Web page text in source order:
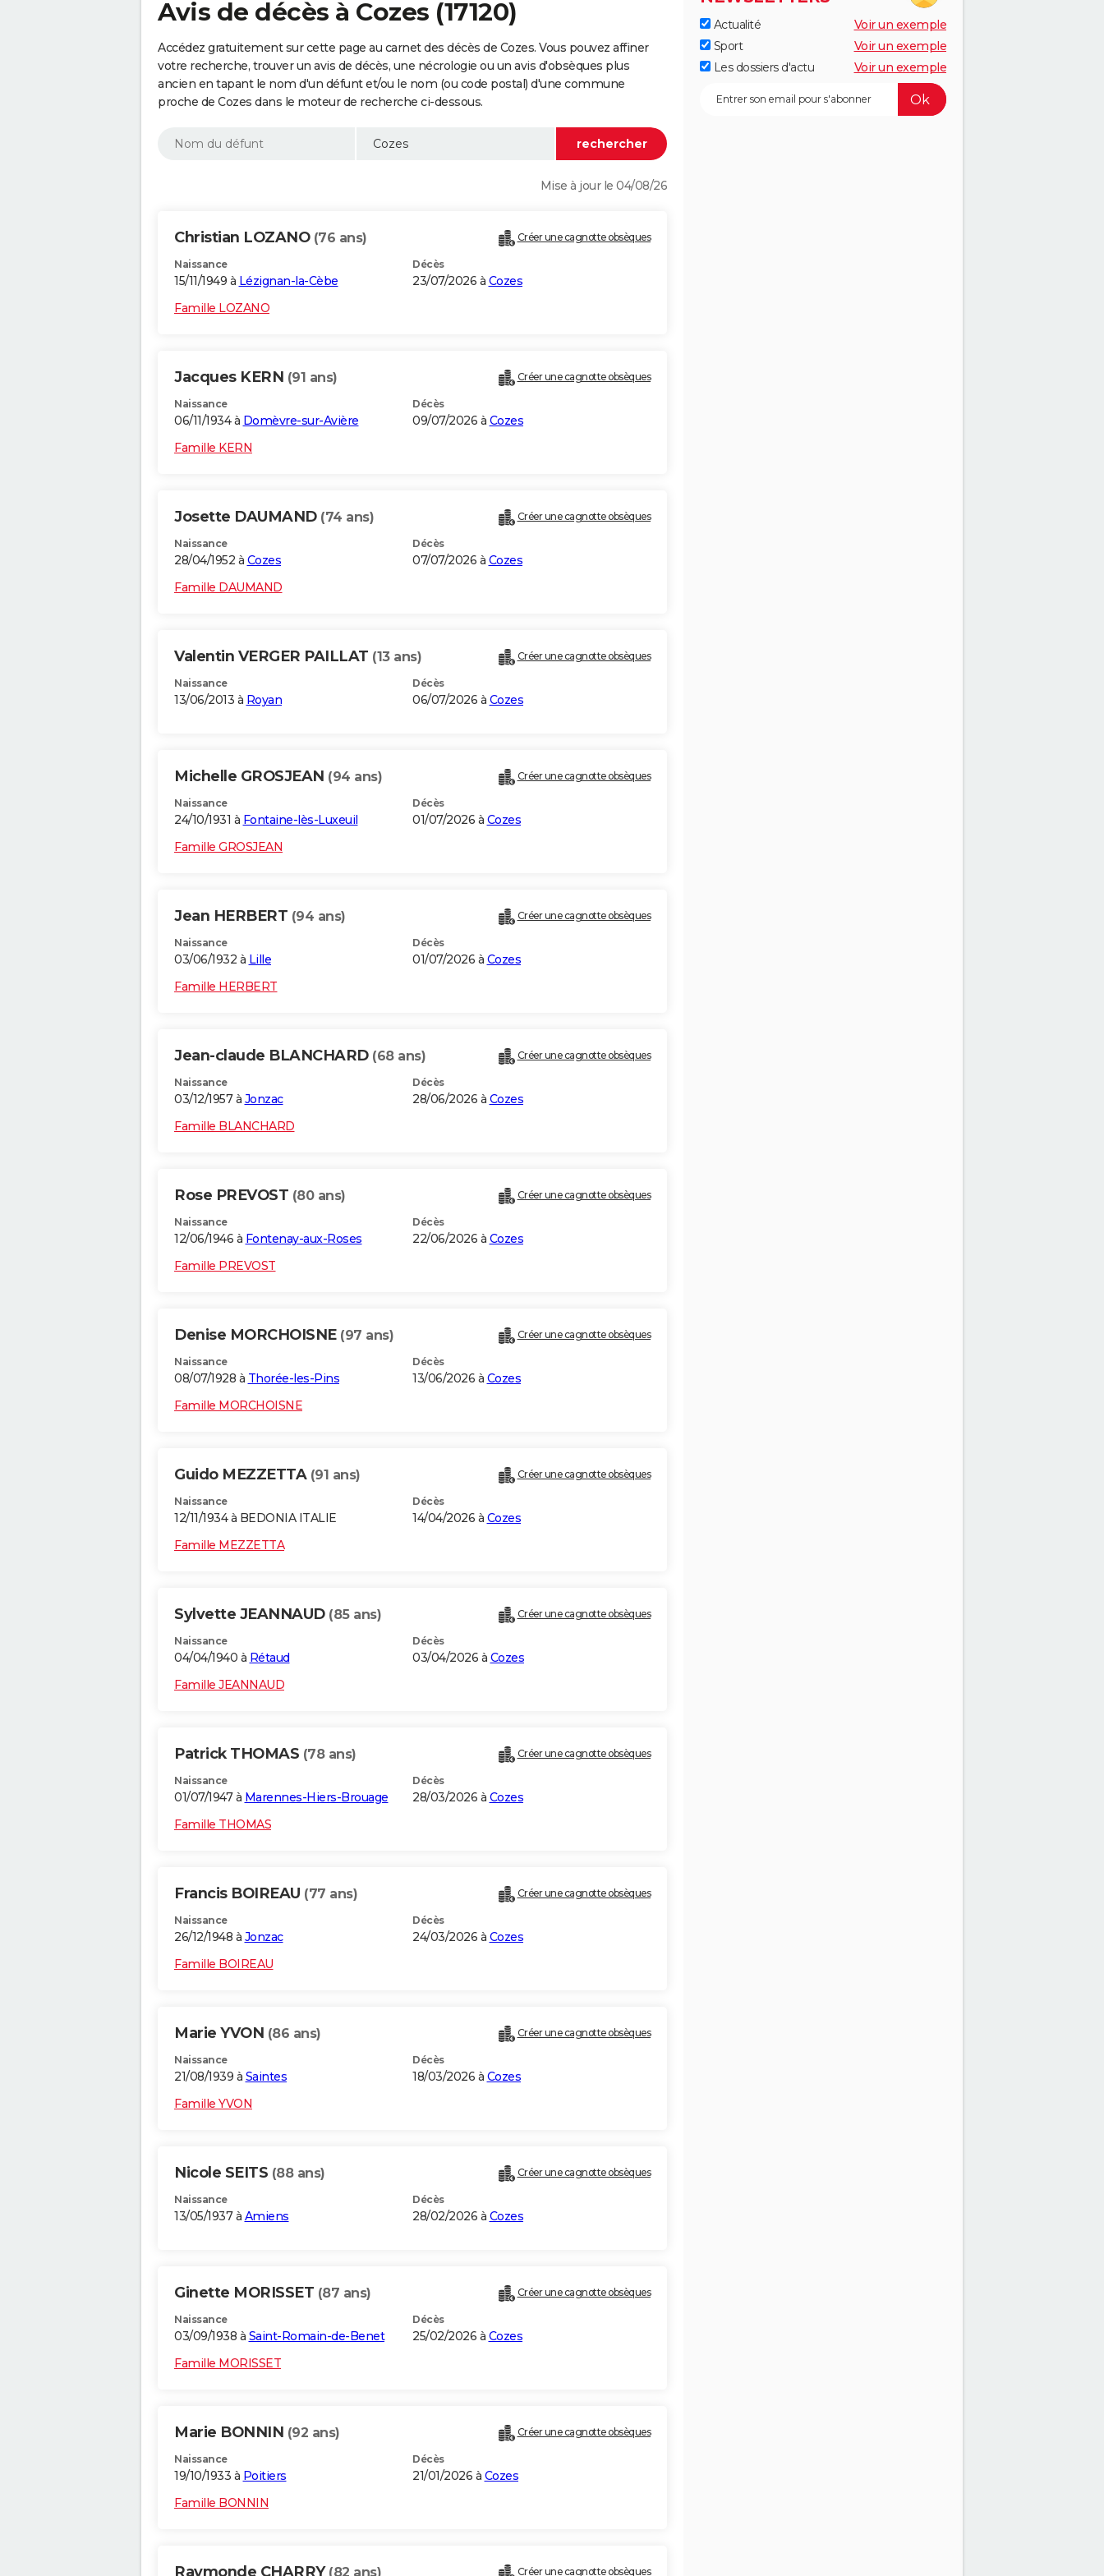
Avis de décès à Cozes (17120)
Accédez gratuitement sur cette page au carnet des décès de Cozes. Vous pouvez affiner
votre recherche, trouver un avis de décès, une nécrologie ou un avis d'obsèques plus
ancien en tapant le nom d'un défunt et/ou le nom (ou code postal) d'une commune
proche de Cozes dans le moteur de recherche ci-dessous.
Mise à jour le 04/08/26
Christian LOZANO (76 ans) Créer une cagnotte obsèques
Naissance
15/11/1949 à Lézignan-la-Cèbe
Décès
23/07/2026 à Cozes
Famille LOZANO
Jacques KERN (91 ans) Créer une cagnotte obsèques
Naissance
06/11/1934 à Domèvre-sur-Avière
Décès
09/07/2026 à Cozes
Famille KERN
Josette DAUMAND (74 ans) Créer une cagnotte obsèques
Naissance
28/04/1952 à Cozes
Décès
07/07/2026 à Cozes
Famille DAUMAND
Valentin VERGER PAILLAT (13 ans) Créer une cagnotte obsèques
Naissance
13/06/2013 à Royan
Décès
06/07/2026 à Cozes
Michelle GROSJEAN (94 ans) Créer une cagnotte obsèques
Naissance
24/10/1931 à Fontaine-lès-Luxeuil
Décès
01/07/2026 à Cozes
Famille GROSJEAN
Jean HERBERT (94 ans) Créer une cagnotte obsèques
Naissance
03/06/1932 à Lille
Décès
01/07/2026 à Cozes
Famille HERBERT
Jean-claude BLANCHARD (68 ans) Créer une cagnotte obsèques
Naissance
03/12/1957 à Jonzac
Décès
28/06/2026 à Cozes
Famille BLANCHARD
Rose PREVOST (80 ans) Créer une cagnotte obsèques
Naissance
12/06/1946 à Fontenay-aux-Roses
Décès
22/06/2026 à Cozes
Famille PREVOST
Denise MORCHOISNE (97 ans) Créer une cagnotte obsèques
Naissance
08/07/1928 à Thorée-les-Pins
Décès
13/06/2026 à Cozes
Famille MORCHOISNE
Guido MEZZETTA (91 ans) Créer une cagnotte obsèques
Naissance
12/11/1934 à BEDONIA ITALIE
Décès
14/04/2026 à Cozes
Famille MEZZETTA
Sylvette JEANNAUD (85 ans) Créer une cagnotte obsèques
Naissance
04/04/1940 à Rétaud
Décès
03/04/2026 à Cozes
Famille JEANNAUD
Patrick THOMAS (78 ans) Créer une cagnotte obsèques
Naissance
01/07/1947 à Marennes-Hiers-Brouage
Décès
28/03/2026 à Cozes
Famille THOMAS
Francis BOIREAU (77 ans) Créer une cagnotte obsèques
Naissance
26/12/1948 à Jonzac
Décès
24/03/2026 à Cozes
Famille BOIREAU
Marie YVON (86 ans) Créer une cagnotte obsèques
Naissance
21/08/1939 à Saintes
Décès
18/03/2026 à Cozes
Famille YVON
Nicole SEITS (88 ans) Créer une cagnotte obsèques
Naissance
13/05/1937 à Amiens
Décès
28/02/2026 à Cozes
Ginette MORISSET (87 ans) Créer une cagnotte obsèques
Naissance
03/09/1938 à Saint-Romain-de-Benet
Décès
25/02/2026 à Cozes
Famille MORISSET
Marie BONNIN (92 ans) Créer une cagnotte obsèques
Naissance
19/10/1933 à Poitiers
Décès
21/01/2026 à Cozes
Famille BONNIN
Raymonde CHARRY (82 ans) Créer une cagnotte obsèques
Actualité
Voir un exemple
Sport
Voir un exemple
Les dossiers d'actu
Voir un exemple